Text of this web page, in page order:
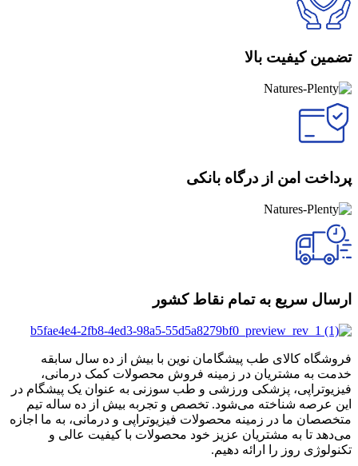
تضمین کیفیت بالا
پرداخت امن از درگاه بانکی
ارسال سریع به تمام نقاط کشور
فروشگاه کالای طب پیشگامان نوین با بیش از ده سال سابقه
خدمت به مشتریان در زمینه فروش محصولات کمک درمانی،
فیزیوتراپی، پزشکی ورزشی و طب سوزنی به عنوان یک پیشگام در
این عرصه شناخته می‌شود. تخصص و تجربه بیش از ده ساله تیم
متخصصان ما در زمینه محصولات فیزیوتراپی و درمانی، به ما اجازه
می‌دهد تا به مشتریان عزیز خود محصولات با کیفیت عالی و
تکنولوژی روز را ارائه دهیم.